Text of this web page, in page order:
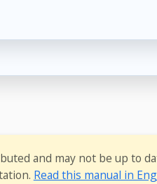
and may not be up to
Read this manual in